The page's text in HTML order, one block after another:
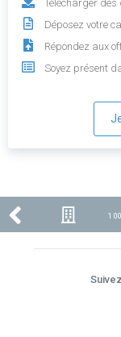
Télécharger
Déposez votre
Répondez aux
Soyez présent
1